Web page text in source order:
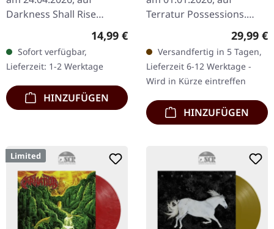
Darkness Shall Rise
Productions. CD im
Jewelcase mit 12-seitigem
Booklet. Nach 35 Jahren…
Regulärer Preis:
14,99 €
Sofort verfügbar,
Lieferzeit: 1-2 Werktage
HINZUFÜGEN
Terratur Possessions.
Gatefold-Cover mit
Slipcase und UV-Details.
Cover innen schwarz
geflutet.…
29,99 €
Versandfertig in 5 Tagen,
Lieferzeit 6-12 Werktage -
Wird in Kürze eintreffen
HINZUFÜGEN
Limited